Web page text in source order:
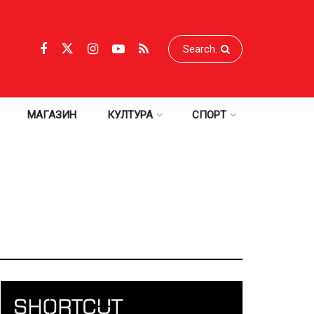
МАГАЗИН КУЛТУРА СПОРТ